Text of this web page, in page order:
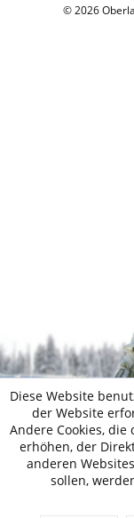
© 2026
Diese Website
der Website
Andere Cookies,
erhöhen, der
anderen
sollen,